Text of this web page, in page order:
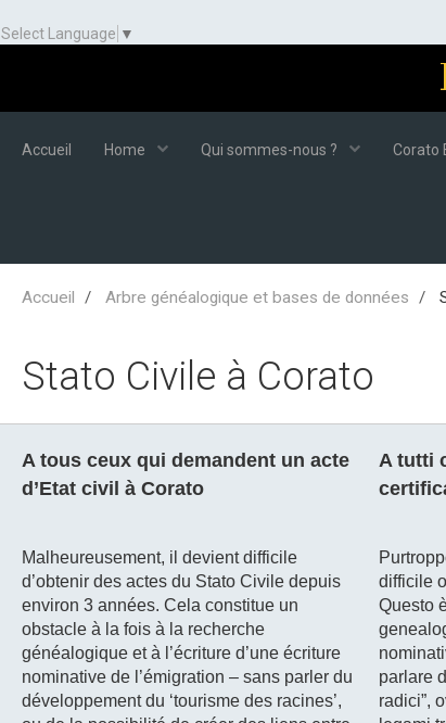
Select Language ▼
Accueil Home Qui sommes-nous ? Corato
Accueil Arbre généalogique et bases de données
Stato Civile à Corato
A tous ceux qui demandent un acte
d’Etat civil à Corato
Malheureusement, il devient difficile
d’obtenir des actes du Stato Civile depuis
environ 3 années. Cela constitue un
obstacle à la fois à la recherche
généalogique et à l’écriture d’une écriture
nominative de l’émigration – sans parler du
développement du ‘tourisme des racines’,
A tutti
difficile
Questo
parlare
radici”,